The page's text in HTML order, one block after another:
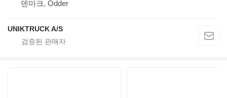
덴마크, Odder
UNIKTRUCK A/S